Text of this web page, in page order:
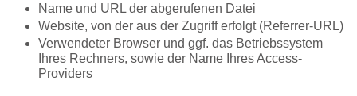
Name und URL der abgerufenen Datei
Website, von der aus der Zugrifferfolgt (Referrer-URL)
Verwendeter Browser und ggf. das Betriebssystem
Ihres Rechners, sowie der Name Ihres Access-
Providers